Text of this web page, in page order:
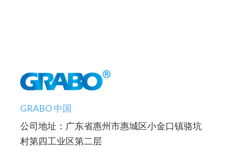
GRABO 中国
公司地址：广东省惠州市惠城区小金口镇骆坑
村第四工业区第二层